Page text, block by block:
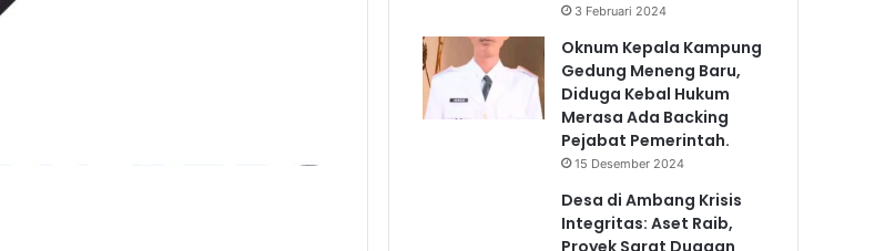
3 Februari 2024
Oknum Kepala Kampung
Gedung Meneng Baru,
Diduga Kebal Hukum
Merasa Ada Backing
Pejabat Pemerintah.
15 Desember 2024
Desa di Ambang Krisis
Integritas: Aset Raib,
Proyek Sarat Dugaan